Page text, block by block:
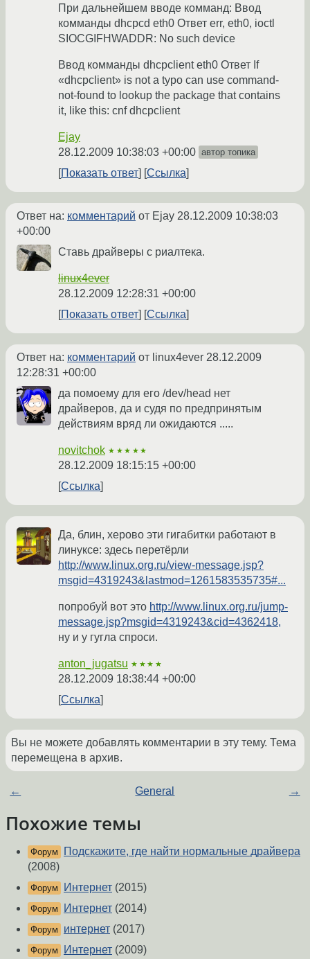
При дальнейшем вводе комманд: Ввод
комманды dhcpcd eth0 Ответ err, eth0, ioctl
SIOCGIFHWADDR: No such device
Ввод комманды dhcpclient eth0 Ответ If
«dhcpclient» is not a typo can use command-
not-found to lookup the package that contains
it, like this: cnf dhcpclient
Ejay
28.12.2009 10:38:03 +00:00 автор топика
Показать ответ Ссылка
Ответ на: комментарий от Ejay 28.12.2009 10:38:03
+00:00
Ставь драйверы с риалтека.
linux4ever
28.12.2009 12:28:31 +00:00
Показать ответ
Ссылка
Ответ на: комментарий от linux4ever 28.12.2009
12:28:31 +00:00
да помоему для его /dev/head нет
драйверов, да и судя по предпринятым
действиям вряд ли ожидаются .....
novitchok ★★★★★
28.12.2009 18:15:15 +00:00
Ссылка
Да, блин, херово эти гигабитки работают в
линуксе: здесь перетёрли
http://www.linux.org.ru/view-message.jsp?
msgid=4319243&lastmod=1261583535735#...
попробуй вот это http://www.linux.org.ru/jump-
message.jsp?msgid=4319243&cid=4362418,
ну и у гугла спроси.
anton_jugatsu ★★★★
28.12.2009 18:38:44 +00:00
Ссылка
Вы не можете добавлять комментарии в эту тему. Тема
перемещена в архив.
← General →
Похожие темы
Форум
Подскажите, где найти нормальные драйвера
(2008)
Форум Интернет (2015)
Форум Интернет (2014)
Форум интернет (2017)
Форум Интернет (2009)